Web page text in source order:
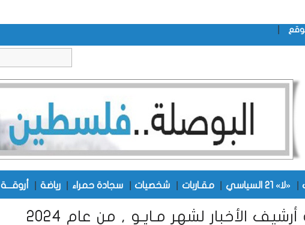
«لا» 21 السياسي مقـاربات شخصيات سجادة حمراء رياضة أروقـــة
أرشيف الأخبار لشهر مـايـو , من عام 2024